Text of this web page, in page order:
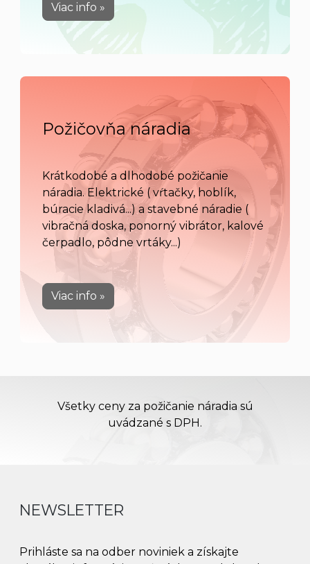
Viac info »
Požičovňa náradia
Krátkodobé a dlhodobé požičanie
náradia. Elektrické ( vŕtačky, hoblík,
búracie kladivá...) a stavebné náradie (
vibračná doska, ponorný vibrátor, kalové
čerpadlo, pôdne vrtáky...)
Viac info »
Všetky ceny za požičanie náradia sú
uvádzané s DPH.
NEWSLETTER
Prihláste sa na odber noviniek a získajte